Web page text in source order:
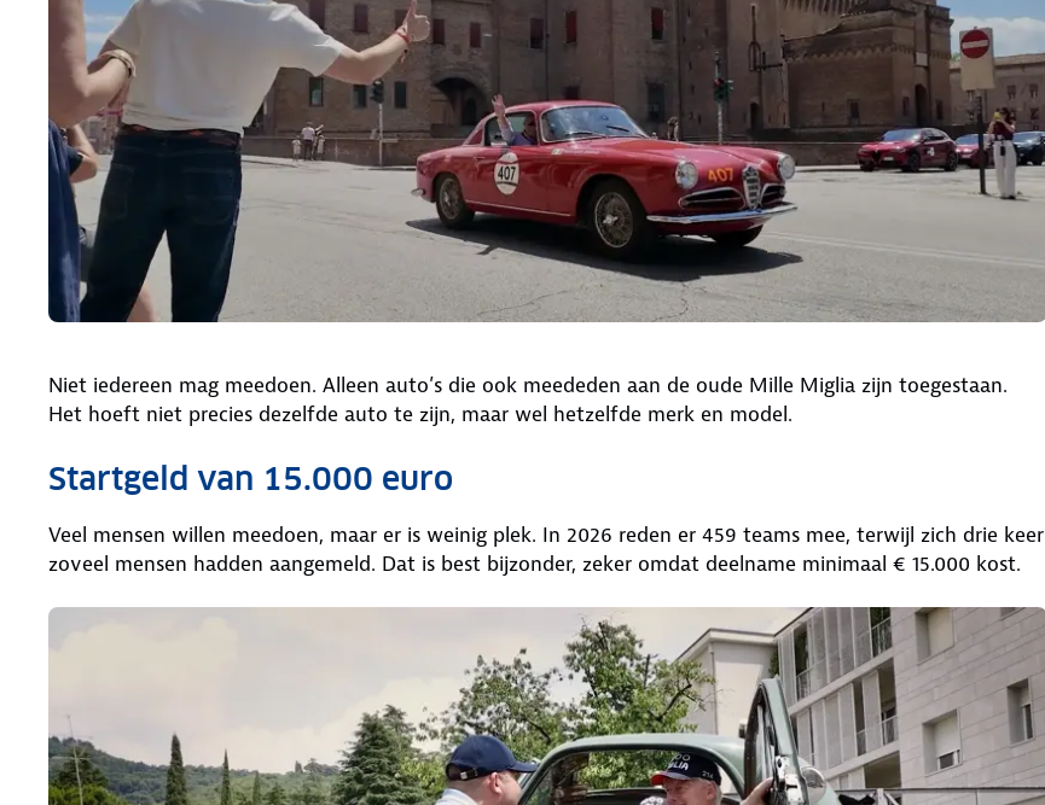
Niet iedereen mag meedoen. Alleen auto’s die ook meededen aan de oude Mille Miglia zijn toegestaan.
Het hoeft niet precies dezelfde auto te zijn, maar wel hetzelfde merk en model.
Startgeld van 15.000 euro
Veel mensen willen meedoen, maar er is weinig plek. In 2026 reden er 459 teams mee, terwijl zich drie keer
zoveel mensen hadden aangemeld. Dat is best bijzonder, zeker omdat deelname minimaal € 15.000 kost.